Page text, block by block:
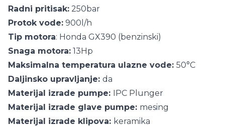
Radni pritisak: 250bar
Protok vode: 900l/h
Tip motora: Honda GX390 (benzinski)
Snaga motora: 13Hp
Maksimalna temperatura ulazne vode: 50°C
Daljinsko upravljanje: da
Materijal izrade pumpe: IPC Plunger
Materijal izrade glave pumpe: mesing
Materijal izrade klipova: keramika